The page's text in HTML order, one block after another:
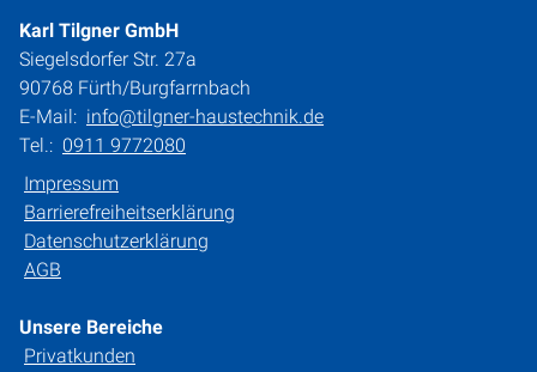
Karl Tilgner GmbH
Siegelsdorfer Str. 27a
90768 Fürth/Burgfarrnbach
E-Mail: info@tilgner-haustechnik.de
Tel.: 0911 9772080
Impressum
Barrierefreiheitserklärung
Datenschutzerklärung
AGB
Unsere Bereiche
Privatkunden